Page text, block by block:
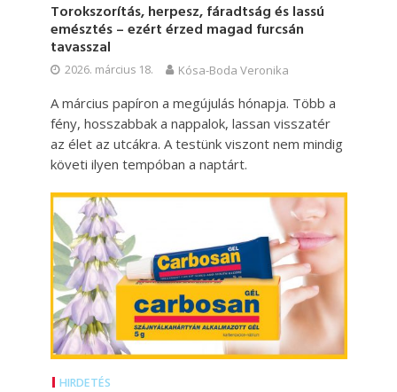
Torokszorítás, herpesz, fáradtság és lassú
emésztés – ezért érzed magad furcsán
tavasszal
2026. március 18. Kósa-Boda Veronika
A március papíron a megújulás hónapja. Több a
fény, hosszabbak a nappalok, lassan visszatér
az élet az utcákra. A testünk viszont nem mindig
követi ilyen tempóban a naptárt.
HIRDETÉS